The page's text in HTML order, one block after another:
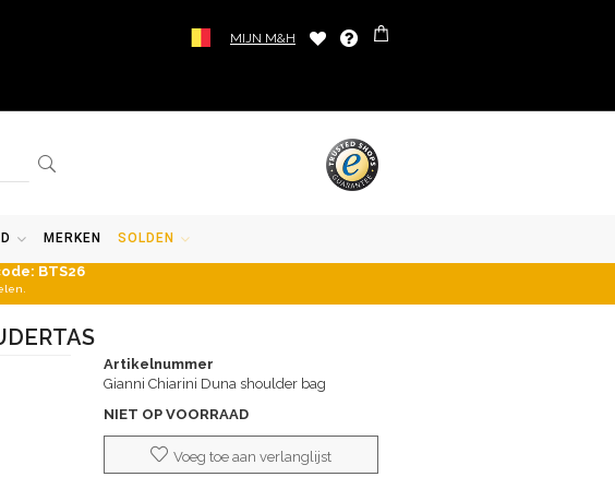
MIJN M&H
MERKEN SOLDEN
BTS26
Artikelnummer
Gianni Chiarini Duna shoulder bag
NIET OP VOORRAAD
Voeg toe aan verlanglijst